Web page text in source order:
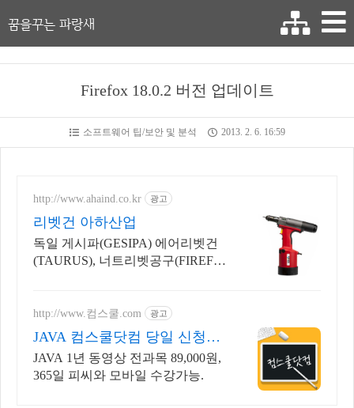
꿈을꾸는 파랑새
Firefox 18.0.2 버전 업데이트
소프트웨어 팁/보안 및 분석 2013. 2. 6. 16:59
http://www.ahaind.co.kr 광고
리벳건 아하산업
독일 게시파(GESIPA) 에어리벳건
(TAURUS), 너트리벳공구(FIREFO
http://www.컴스쿨.com 광고
JAVA 컴스쿨닷컴 당일 신청&
결제시 기프티콘!
JAVA 1년 동영상 전과목 89,000원,
365일 피씨와 모바일 수강가능.